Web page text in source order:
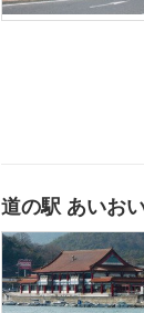
道の駅 あいお